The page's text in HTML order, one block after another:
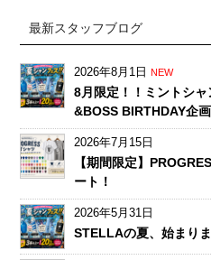
最新スタッフブログ
2026年8月1日 NEW
8月限定！！ミントシ
&BOSS BIRTHDAY企画
2026年7月15日
【期間限定】
ート！
2026年5月31日
STELLAの夏、始まりま